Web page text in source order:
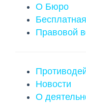
О Бюро
Правовой
Новости
О